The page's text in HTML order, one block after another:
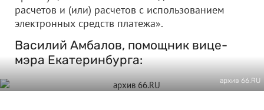
расчетов и (или) расчетов с использованием
электронных средств платежа».
Василий Амбалов, помощник вице-
мэра Екатеринбурга:
архив 66.RU